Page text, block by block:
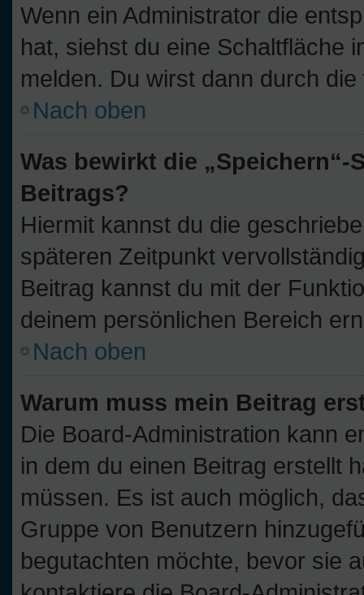
Wenn ein Administrator die
hat, siehst du eine Schaltfläche
melden. Du wirst dann durch
Nach oben
Was bewirkt die
Beitrags?
Hiermit kannst du die
späteren Zeitpunkt
Beitrag kannst du mit der
deinem persönlichen Bereich
Nach oben
Warum muss mein Beitrag
Die Board-Administration kann
in dem du einen Beitrag erstellt
müssen. Es ist auch möglich,
Gruppe von Benutzern
begutachten möchte, bevor sie